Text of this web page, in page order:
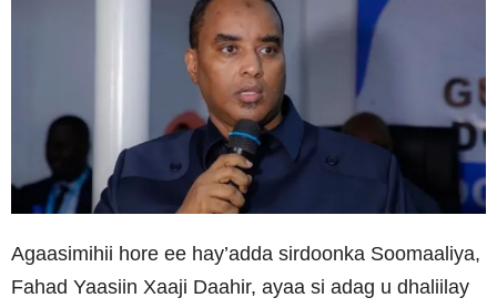
Agaasimihii hore ee hay’adda sirdoonka Soomaaliya,
Fahad Yaasiin Xaaji Daahir, ayaa si adag u dhaliilay